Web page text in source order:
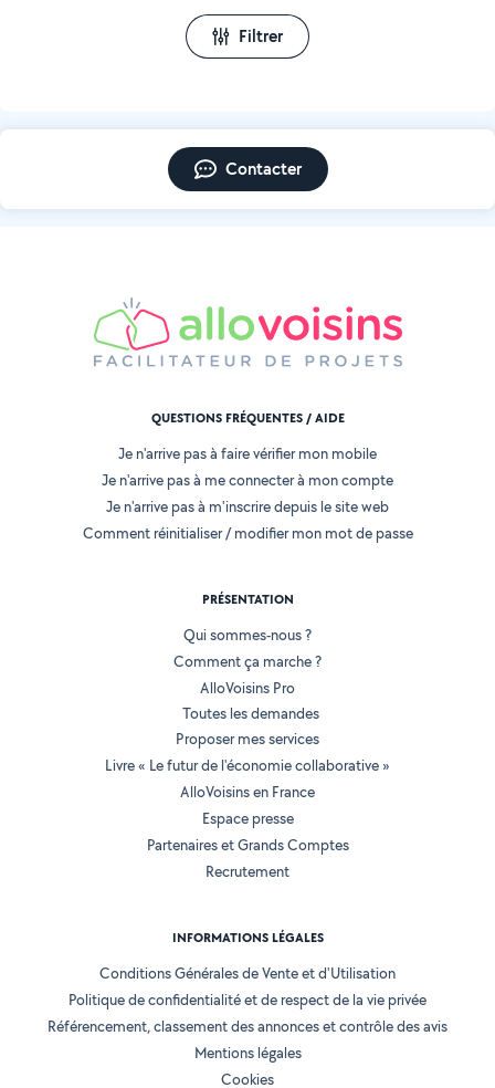
Filtrer
Contacter
QUESTIONS FRÉQUENTES / AIDE
Je n'arrive pas à faire vérifier mon mobile
Je n'arrive pas à me connecter à mon compte
Je n'arrive pas à m'inscrire depuis le site web
Comment réinitialiser / modifier mon mot de passe
PRÉSENTATION
Qui sommes-nous ?
Comment ça marche ?
AlloVoisins Pro
Toutes les demandes
Proposer mes services
Livre « Le futur de l'économie collaborative »
AlloVoisins en France
Espace presse
Partenaires et Grands Comptes
Recrutement
INFORMATIONS LÉGALES
Conditions Générales de Vente et d'Utilisation
Politique de confidentialité et de respect de la vie privée
Référencement, classement des annonces et contrôle des avis
Mentions légales
Cookies